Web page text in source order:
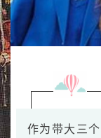
作为带大三